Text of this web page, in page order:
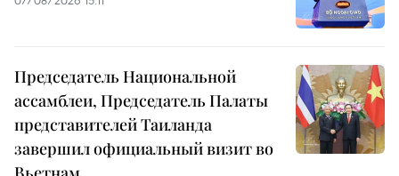
Председатель Национальной
ассамблеи, Председатель Палаты
представителей Таиланда
завершил официальный визит во